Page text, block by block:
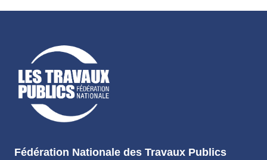
Fédération Nationale des Travaux Publics